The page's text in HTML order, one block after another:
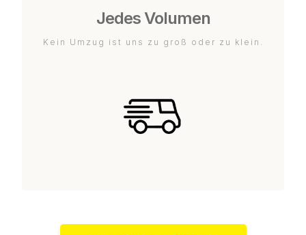
Jedes Volumen
Kein Umzug ist uns zu groß oder zu klein.